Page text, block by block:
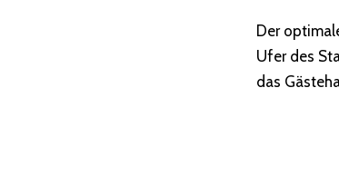
Der
Ufer des
das